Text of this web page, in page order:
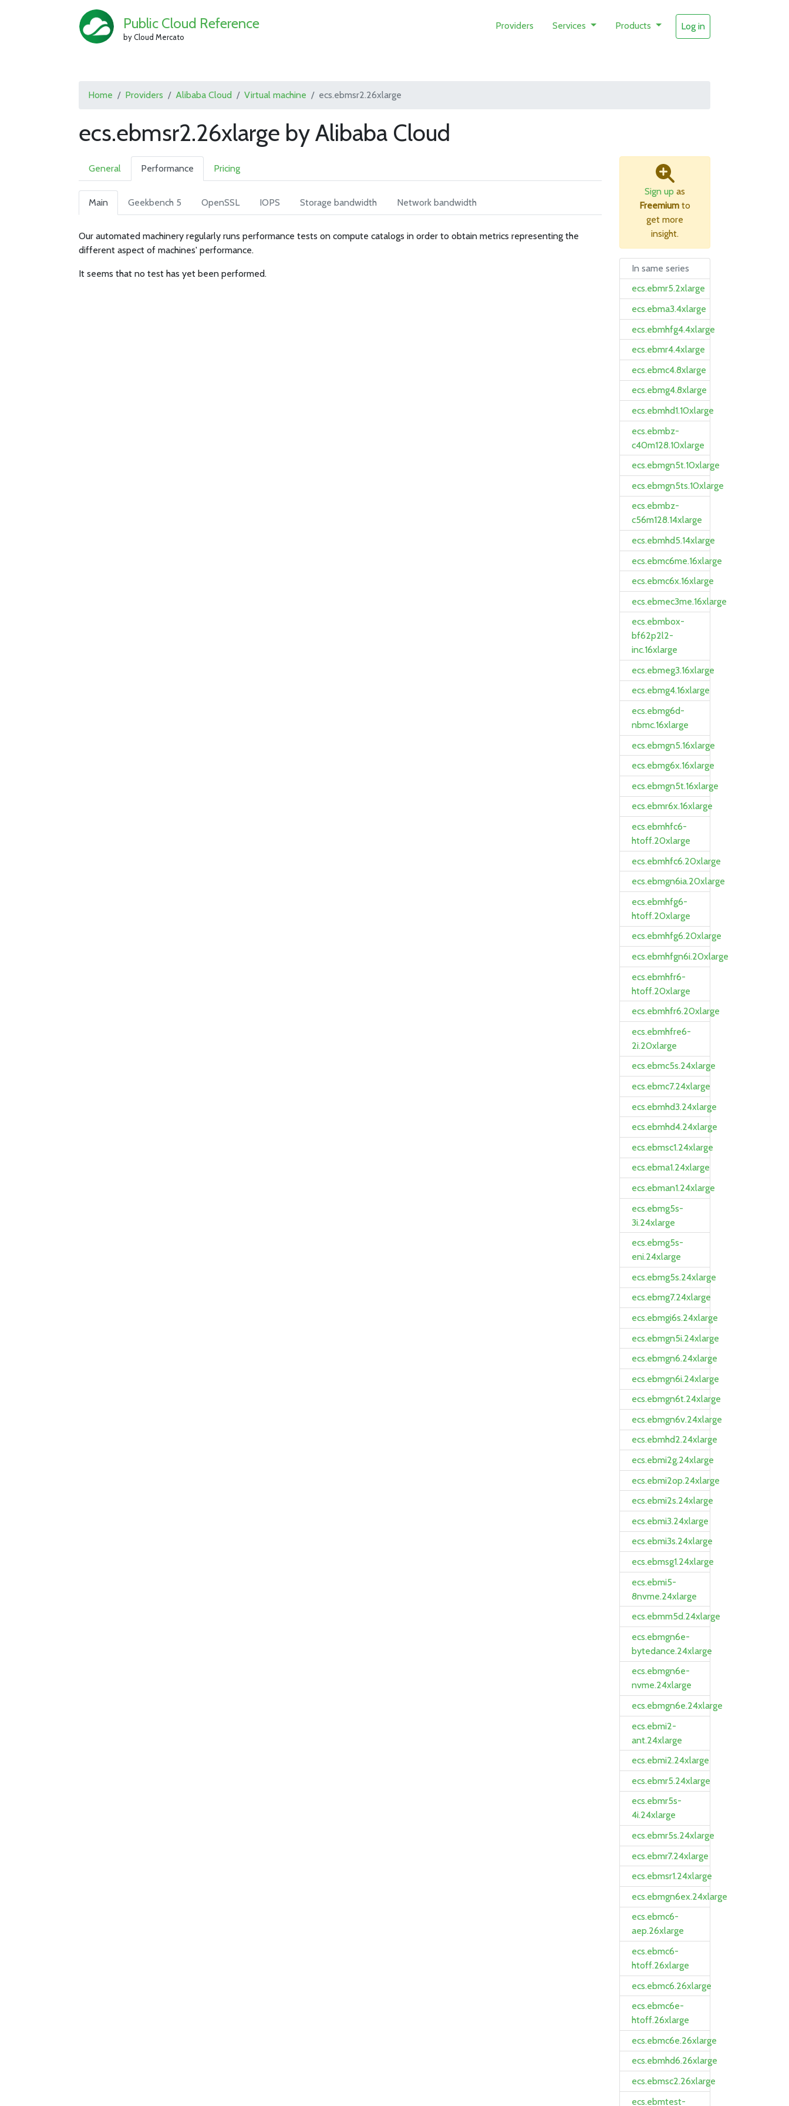
Public Cloud Reference
by Cloud Mercato
Providers Services Products Log in
Home Providers Alibaba Cloud Virtual machine ecs.ebmsr2.26xlarge
ecs.ebmsr2.26xlarge by Alibaba Cloud
General Performance Pricing
Main Geekbench 5 OpenSSL IOPS Storage bandwidth Network bandwidth
Our automated machinery regularly runs performance tests on compute catalogs in order to obtain metrics representing the
different aspect of machines' performance.
It seems that no test has yet been performed.
Sign up as
Freemium to
get more
insight.
In same series
ecs.ebmr5.2xlarge
ecs.ebma3.4xlarge
ecs.ebmhfg4.4xlarge
ecs.ebmr4.4xlarge
ecs.ebmc4.8xlarge
ecs.ebmg4.8xlarge
ecs.ebmhd1.10xlarge
ecs.ebmbz-
c40m128.10xlarge
ecs.ebmgn5t.10xlarge
ecs.ebmgn5ts.10xlarge
ecs.ebmbz-
c56m128.14xlarge
ecs.ebmhd5.14xlarge
ecs.ebmc6me.16xlarge
ecs.ebmc6x.16xlarge
ecs.ebmec3me.16xlarge
ecs.ebmbox-
bf62p2l2-
inc.16xlarge
ecs.ebmeg3.16xlarge
ecs.ebmg4.16xlarge
ecs.ebmg6d-
nbmc.16xlarge
ecs.ebmgn5.16xlarge
ecs.ebmg6x.16xlarge
ecs.ebmgn5t.16xlarge
ecs.ebmr6x.16xlarge
ecs.ebmhfc6-
htoff.20xlarge
ecs.ebmhfc6.20xlarge
ecs.ebmgn6ia.20xlarge
ecs.ebmhfg6-
htoff.20xlarge
ecs.ebmhfg6.20xlarge
ecs.ebmhfgn6i.20xlarge
ecs.ebmhfr6-
htoff.20xlarge
ecs.ebmhfr6.20xlarge
ecs.ebmhfre6-
2i.20xlarge
ecs.ebmc5s.24xlarge
ecs.ebmc7.24xlarge
ecs.ebmhd3.24xlarge
ecs.ebmhd4.24xlarge
ecs.ebmsc1.24xlarge
ecs.ebma1.24xlarge
ecs.ebman1.24xlarge
ecs.ebmg5s-
3i.24xlarge
ecs.ebmg5s-
eni.24xlarge
ecs.ebmg5s.24xlarge
ecs.ebmg7.24xlarge
ecs.ebmgi6s.24xlarge
ecs.ebmgn5i.24xlarge
ecs.ebmgn6.24xlarge
ecs.ebmgn6i.24xlarge
ecs.ebmgn6t.24xlarge
ecs.ebmgn6v.24xlarge
ecs.ebmhd2.24xlarge
ecs.ebmi2g.24xlarge
ecs.ebmi2op.24xlarge
ecs.ebmi2s.24xlarge
ecs.ebmi3.24xlarge
ecs.ebmi3s.24xlarge
ecs.ebmsg1.24xlarge
ecs.ebmi5-
8nvme.24xlarge
ecs.ebmm5d.24xlarge
ecs.ebmgn6e-
bytedance.24xlarge
ecs.ebmgn6e-
nvme.24xlarge
ecs.ebmgn6e.24xlarge
ecs.ebmi2-
ant.24xlarge
ecs.ebmi2.24xlarge
ecs.ebmr5.24xlarge
ecs.ebmr5s-
4i.24xlarge
ecs.ebmr5s.24xlarge
ecs.ebmr7.24xlarge
ecs.ebmsr1.24xlarge
ecs.ebmgn6ex.24xlarge
ecs.ebmc6-
aep.26xlarge
ecs.ebmc6-
htoff.26xlarge
ecs.ebmc6.26xlarge
ecs.ebmc6e-
htoff.26xlarge
ecs.ebmc6e.26xlarge
ecs.ebmhd6.26xlarge
ecs.ebmsc2.26xlarge
ecs.ebmtest-